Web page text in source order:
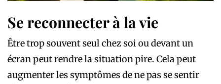
Se reconnecter à la vie
Être trop souvent seul chez soi ou devant un
écran peut rendre la situation pire. Cela peut
augmenter les symptômes de ne pas se sentir